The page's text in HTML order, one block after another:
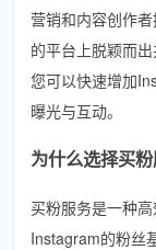
营销和内容创作
的平台上脱颖而
您可以快速增加
曝光与互动。
为什么选择买粉
买粉服务是一种
Instagram的粉丝